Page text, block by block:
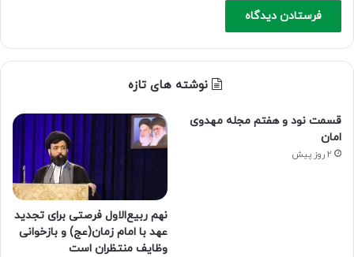
نوشته های تازه
قسمت نود و هفتم مجله مهدوی
امان
2 روز پیش
نهم ربیع‌الاول فرصتی برای تجدید
عهد با امام زمان(عج) و بازخوانی
وظایف منتظران است